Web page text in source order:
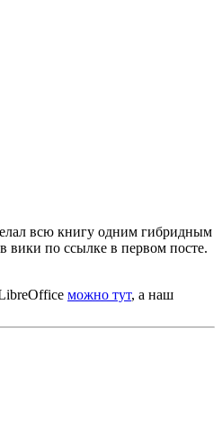
всю книгу одним гибридным
по ссылке в первом посте.
можно тут, а наш